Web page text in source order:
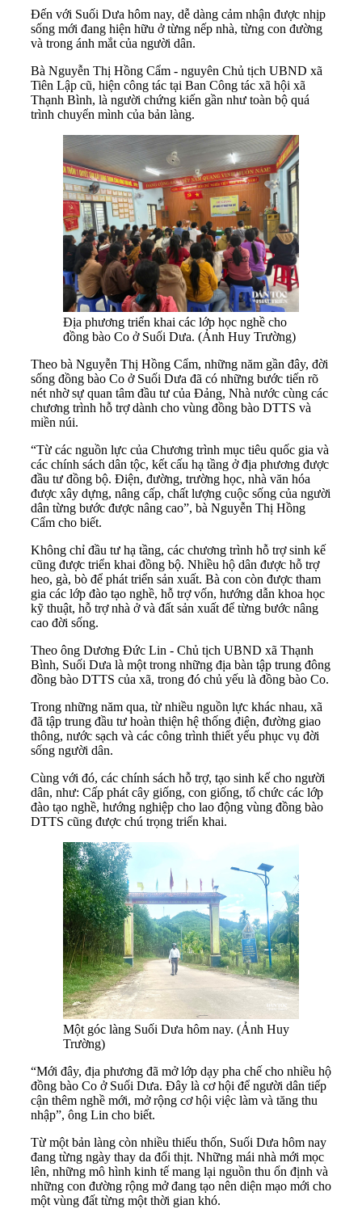
Đến với Suối Dưa hôm nay, dễ dàng cảm nhận được nhịp
sống mới đang hiện hữu ở từng nếp nhà, từng con đường
và trong ánh mắt của người dân.
Bà Nguyễn Thị Hồng Cẩm - nguyên Chủ tịch UBND xã
Tiên Lập cũ, hiện công tác tại Ban Công tác xã hội xã
Thạnh Bình, là người chứng kiến gần như toàn bộ quá
trình chuyển mình của bản làng.
Địa phương triển khai các lớp học nghề cho
đồng bào Co ở Suối Dưa. (Ảnh Huy Trường)
Theo bà Nguyễn Thị Hồng Cẩm, những năm gần đây, đời
sống đồng bào Co ở Suối Dưa đã có những bước tiến rõ
nét nhờ sự quan tâm đầu tư của Đảng, Nhà nước cùng các
chương trình hỗ trợ dành cho vùng đồng bào DTTS và
miền núi.
“Từ các nguồn lực của Chương trình mục tiêu quốc gia và
các chính sách dân tộc, kết cấu hạ tầng ở địa phương được
đầu tư đồng bộ. Điện, đường, trường học, nhà văn hóa
được xây dựng, nâng cấp, chất lượng cuộc sống của người
dân từng bước được nâng cao”, bà Nguyễn Thị Hồng
Cẩm cho biết.
Không chỉ đầu tư hạ tầng, các chương trình hỗ trợ sinh kế
cũng được triển khai đồng bộ. Nhiều hộ dân được hỗ trợ
heo, gà, bò để phát triển sản xuất. Bà con còn được tham
gia các lớp đào tạo nghề, hỗ trợ vốn, hướng dẫn khoa học
kỹ thuật, hỗ trợ nhà ở và đất sản xuất để từng bước nâng
cao đời sống.
Theo ông Dương Đức Lin - Chủ tịch UBND xã Thạnh
Bình, Suối Dưa là một trong những địa bàn tập trung đông
đồng bào DTTS của xã, trong đó chủ yếu là đồng bào Co.
Trong những năm qua, từ nhiều nguồn lực khác nhau, xã
đã tập trung đầu tư hoàn thiện hệ thống điện, đường giao
thông, nước sạch và các công trình thiết yếu phục vụ đời
sống người dân.
Cùng với đó, các chính sách hỗ trợ, tạo sinh kế cho người
dân, như: Cấp phát cây giống, con giống, tổ chức các lớp
đào tạo nghề, hướng nghiệp cho lao động vùng đồng bào
DTTS cũng được chú trọng triển khai.
Một góc làng Suối Dưa hôm nay. (Ảnh Huy
Trường)
“Mới đây, địa phương đã mở lớp dạy pha chế cho nhiều hộ
đồng bào Co ở Suối Dưa. Đây là cơ hội để người dân tiếp
cận thêm nghề mới, mở rộng cơ hội việc làm và tăng thu
nhập”, ông Lin cho biết.
Từ một bản làng còn nhiều thiếu thốn, Suối Dưa hôm nay
đang từng ngày thay da đổi thịt. Những mái nhà mới mọc
lên, những mô hình kinh tế mang lại nguồn thu ổn định và
những con đường rộng mở đang tạo nên diện mạo mới cho
một vùng đất từng một thời gian khó.